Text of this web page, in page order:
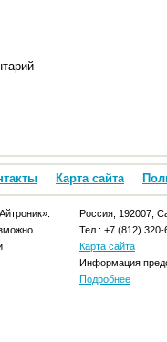
Карта сайта
Россия, 192007,
Тел.: +7 (812) 320-
Карта сайта
Информация
Подробнее